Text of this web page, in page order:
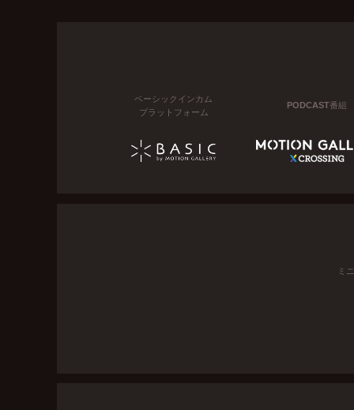
ベーシックインカム
プラットフォーム
PODCAST番組
ミ